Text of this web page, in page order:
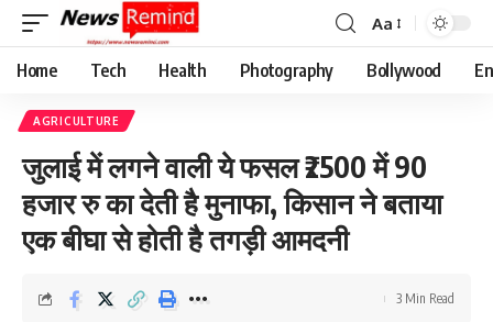
Font
Resizer
Aa
Home Tech Health Photography Bollywood
AGRICULTURE
जुलाई में लगने वाली ये फसल ₹2500 में 90
हजार रु का देती है मुनाफा, किसान ने बताया
एक बीघा से होती है तगड़ी आमदनी
3 Min Read